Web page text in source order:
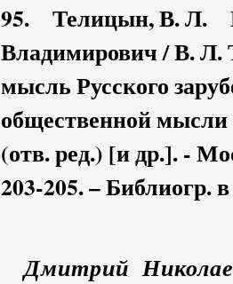
95. Телицын, В. Л.
Владимирович / В.
мысль Русского
общественной
(отв. ред.) [и др.]. -
203-205. – Библиогр.
Дмитрий